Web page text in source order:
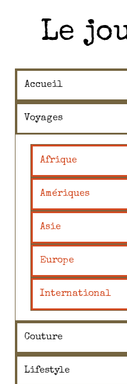
Le
Accueil
Voyages
Afrique
Amériques
Asie
Europe
International
Couture
Lifestyle